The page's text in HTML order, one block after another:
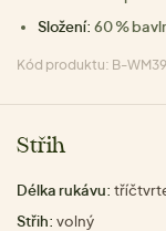
Složení: 60 %
Kód produktu: B-
Střih
Délka rukávu:
Střih: volný